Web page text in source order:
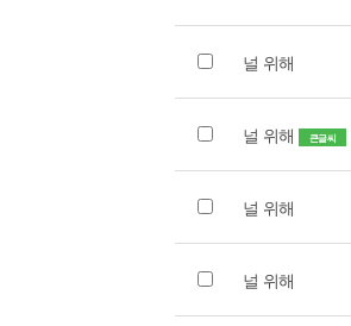
널 위해
널 위해 큰글씨
널 위해
널 위해